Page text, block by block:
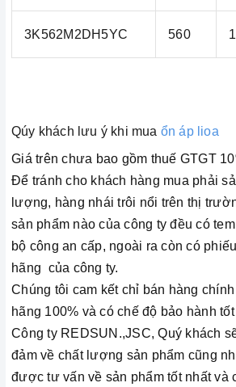
3K562M2DH5YC 560
Qúy khách lưu ý khi mua ổn áp lioa
Giá trên chưa bao gồm thuế GTGT
Để tránh cho khách hàng mua phải
lượng, hàng nhái trôi nổi trên thị
sản phẩm nào của công ty đều có
bộ công an cấp, ngoài ra còn có
hãng của công ty.
Chúng tôi cam kết chỉ bán hàng
hãng 100% và có chế độ bảo hành
Công ty REDSUN.,JSC, Quý khách
đảm về chất lượng sản phẩm cũng
được tư vấn về sản phẩm tốt nhất và